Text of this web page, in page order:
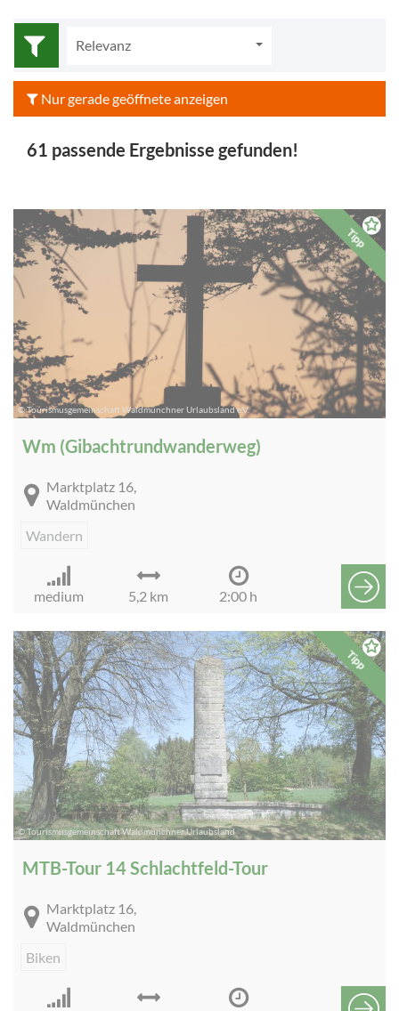
Relevanz
Nur gerade geöffnete anzeigen
61 passende Ergebnisse gefunden!
Tipp
© Tourismusgemeinschaft Waldmünchner Urlaubsland e.V.
Wm (Gibachtrundwanderweg)
Marktplatz 16,
Waldmünchen
Wandern
medium 5,2 km 2:00 h
Tipp
© Tourismusgemeinschaft Waldmünchner Urlaubsland
MTB-Tour 14 Schlachtfeld-Tour
Marktplatz 16,
Waldmünchen
Biken